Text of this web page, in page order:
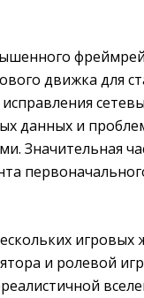
движка для
данных и
Значительная
игровых
и ролевой